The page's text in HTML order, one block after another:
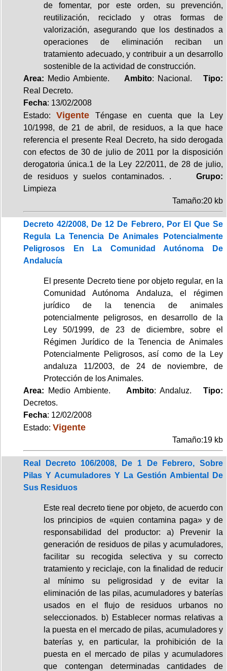
de fomentar, por este orden, su prevención,
reutilización, reciclado y otras formas de
valorización, asegurando que los destinados a
operaciones de eliminación reciban un
tratamiento adecuado, y contribuir a un desarrollo
sostenible de la actividad de construcción.
Area: Medio Ambiente. Ambito: Nacional.Tipo:
Real Decreto.
Fecha: 13/02/2008
Estado:Vigente Téngase en cuenta que la Ley
10/1998, de 21 de abril, de residuos, a la que hace
referencia el presente Real Decreto, ha sido derogada
con efectos de 30 de julio de 2011 por la disposición
derogatoria única.1 de la Ley 22/2011, de 28 de julio,
de residuos y suelos contaminados. .
Grupo:
Limpieza
Tamaño:20 kb
Decreto 42/2008, De 12 De Febrero, Por El Que Se
Regula La Tenencia De Animales Potencialmente
Peligrosos En La Comunidad Autónoma De
Andalucía
El presente Decreto tiene por objeto regular, en la
Comunidad Autónoma Andaluza, el régimen
jurídico de la tenencia de animales
potencialmente peligrosos, en desarrollo de la
Ley 50/1999, de 23 de diciembre, sobre el
Régimen Jurídico de la Tenencia de Animales
Potencialmente Peligrosos, así como de la Ley
andaluza 11/2003, de 24 de noviembre, de
Protección de los Animales.
Area: Medio Ambiente. Ambito: Andaluz.Tipo:
Decretos.
Fecha: 12/02/2008
Estado: Vigente
Tamaño:19 kb
Real Decreto 106/2008, De 1 De Febrero, Sobre
Pilas Y Acumuladores Y La Gestión Ambiental De
Sus Residuos
Este real decreto tiene por objeto, de acuerdo con
los principios de «quien contamina paga» y de
responsabilidad del productor: a) Prevenir la
generación de residuos de pilas y acumuladores,
facilitar su recogida selectiva y su correcto
tratamiento y reciclaje, con la finalidad de reducir
al mínimo su peligrosidad y de evitar la
eliminación de las pilas, acumuladores y baterías
usados en el flujo de residuos urbanos no
seleccionados. b) Establecer normas relativas a
la puesta en el mercado de pilas, acumuladores y
baterías y, en particular, la prohibición de la
puesta en el mercado de pilas y acumuladores
que contengan determinadas cantidades de